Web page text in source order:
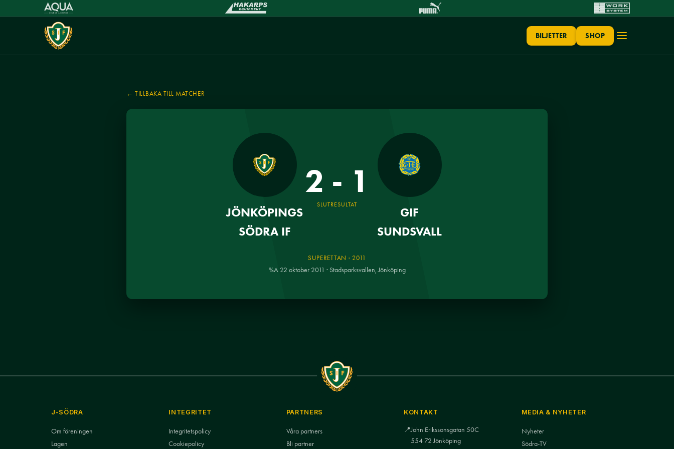
BILJETTER SHOP
← TILLBAKA TILL MATCHER
JÖNKÖPINGS
SÖDRA IF
2 - 1
SLUTRESULTAT
GIF
SUNDSVALL
SUPERETTAN · 2011
%A 22 oktober 2011 · Stadsparksvallen, Jönköping
J-SÖDRA
Om föreningen
Lagen
INTEGRITET
Integritetspolicy
Cookiepolicy
PARTNERS
Våra partners
Bli partner
KONTAKT
📍John Erikssonsgatan 50C
554 72 Jönköping
MEDIA & NYHETER
Nyheter
Södra-TV